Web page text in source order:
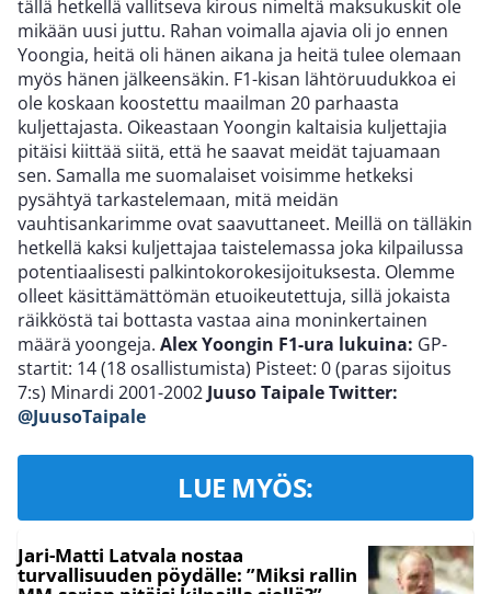
tällä hetkellä vallitseva kirous nimeltä maksukuskit ole
mikään uusi juttu. Rahan voimalla ajavia oli jo ennen
Yoongia, heitä oli hänen aikana ja heitä tulee olemaan
myös hänen jälkeensäkin. F1-kisan lähtöruudukkoa ei
ole koskaan koostettu maailman 20 parhaasta
kuljettajasta. Oikeastaan Yoongin kaltaisia kuljettajia
pitäisi kiittää siitä, että he saavat meidät tajuamaan
sen. Samalla me suomalaiset voisimme hetkeksi
pysähtyä tarkastelemaan, mitä meidän
vauhtisankarimme ovat saavuttaneet. Meillä on tälläkin
hetkellä kaksi kuljettajaa taistelemassa joka kilpailussa
potentiaalisesti palkintokorokesijoituksesta. Olemme
olleet käsittämättömän etuoikeutettuja, sillä jokaista
räikköstä tai bottasta vastaa aina moninkertainen
määrä yoongeja. Alex Yoongin F1-ura lukuina: GP-
startit: 14 (18 osallistumista) Pisteet: 0 (paras sijoitus
7:s) Minardi 2001-2002 Juuso TaipaleTwitter:
@JuusoTaipale
LUE MYÖS:
Jari-Matti Latvala nostaa
turvallisuuden pöydälle: ”Miksi rallin